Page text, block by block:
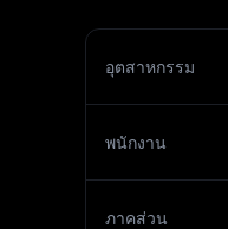
อุตสาหกรรม
พนักงาน
ภาคส่วน